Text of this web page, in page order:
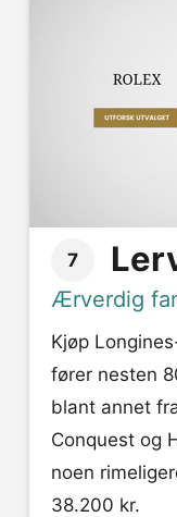
7
Ærverdig
Kjøp
fører nesten
blant annet
Conquest og
noen
38.200 kr.